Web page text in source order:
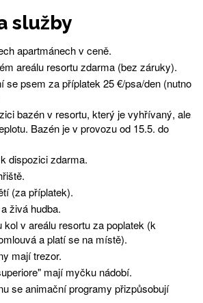
služby
apartmánech v ceně.
areálu resortu zdarma (bez záruky).
se psem za příplatek 25 €/psa/den (nutno
bazén v resortu, který je vyhřívaný, ale
Bazén je v provozu od 15.5. do
dispozici zdarma.
(za příplatek).
živá hudba.
kol v areálu resortu za poplatek (k
a platí se na místě).
mají trezor.
mají myčku nádobí.
se animační programy přizpůsobují